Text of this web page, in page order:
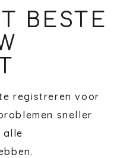
BESTE
registreren voor
sneller
alle